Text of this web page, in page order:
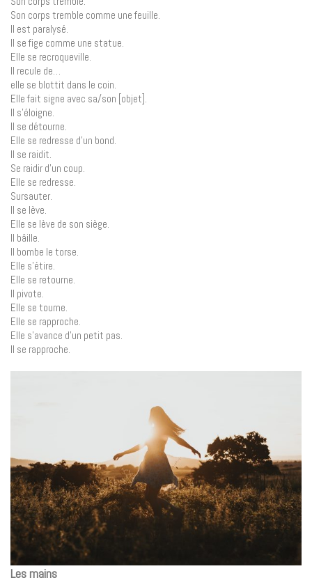
Son corps tremble comme une feuille.
Il est paralysé.
Il se fige comme une statue.
Elle se recroqueville.
Il recule de…
elle se blottit dans le coin.
Elle fait signe avec sa/son [objet].
Il s’éloigne.
Il se détourne.
Elle se redresse d’un bond.
Il se raidit.
Se raidir d’un coup.
Elle se redresse.
Sursauter.
Il se lève.
Elle se lève de son siège.
Il bâille.
Il bombe le torse.
Elle s’étire.
Elle se retourne.
Il pivote.
Elle se tourne.
Elle se rapproche.
Elle s’avance d’un petit pas.
Il se rapproche.
Les mains